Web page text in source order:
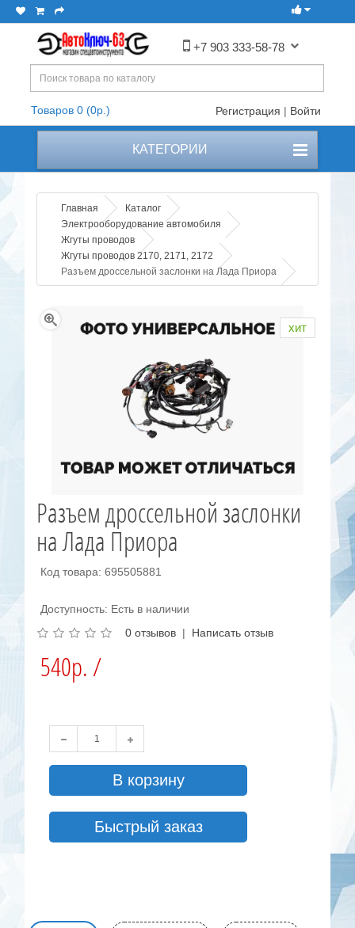
+7 903 333-58-78
Товаров 0 (0р.) Регистрация | Войти
КАТЕГОРИИ
Главная
Каталог
Электрооборудование автомобиля
Жгуты проводов
Жгуты проводов 2170, 2171, 2172
Разъем дроссельной заслонки на Лада Приора
хит
Разъем дроссельной заслонки
на Лада Приора
Код товара: 695505881
Доступность: Есть в наличии
0 отзывов | Написать отзыв
540р. /
В корзину
Быстрый заказ